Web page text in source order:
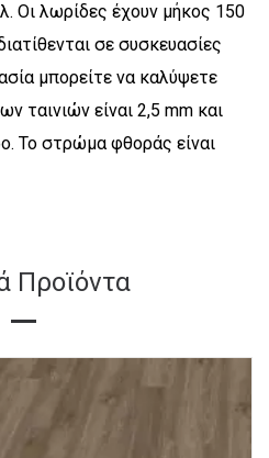
Οι λωρίδες έχουν μήκος 150
σε συσκευασίες
μπορείτε να καλύψετε
ταινιών είναι 2,5 mm και
Το στρώμα φθοράς είναι
Προϊόντα